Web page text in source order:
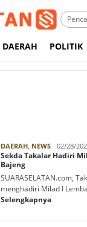
DAERAH POLITIK
DAERAH, NEWSRabbani
02/28/
Sekda Takalar Hadiri
Bajeng
SUARASELATAN.com,
menghadiri Milad I
Selengkapnya